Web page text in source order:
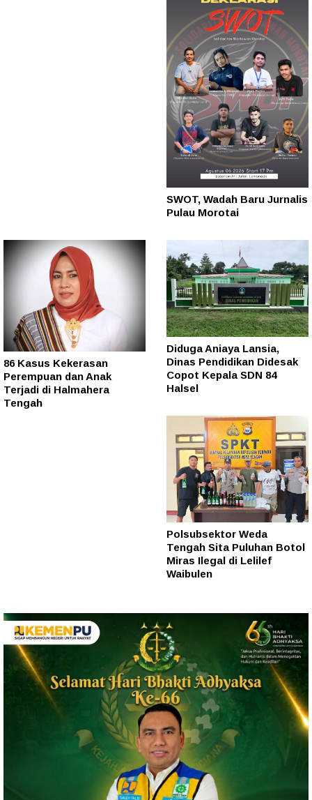
SWOT, Wadah Baru Jurnalis
Pulau Morotai
86 Kasus Kekerasan
Perempuan dan Anak
Terjadi di Halmahera
Tengah
Diduga Aniaya Lansia,
Dinas Pendidikan Didesak
Copot Kepala SDN 84
Halsel
Polsubsektor Weda
Tengah Sita Puluhan Botol
Miras Ilegal di Lelilef
Waibulen